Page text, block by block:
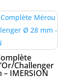
Challenger
IMERSION